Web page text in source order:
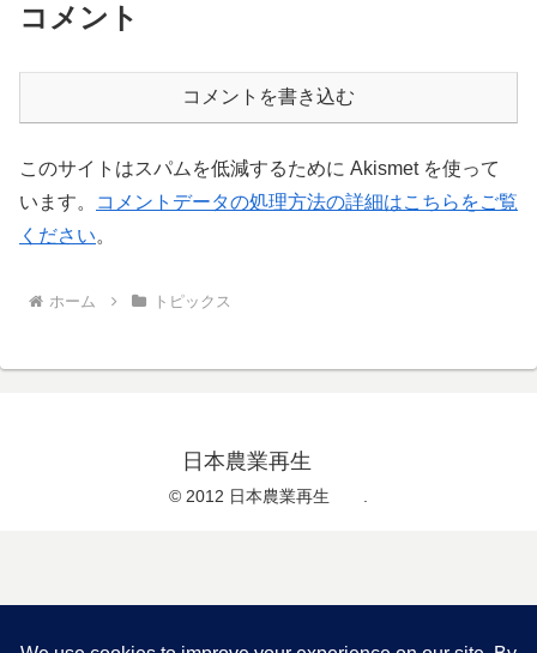
コメント
コメントを書き込む
このサイトはスパムを低減するために Akismet を使って
います。
コメントデータの処理方法の詳細はこちらをご覧
ください。
ホーム トピックス
日本農業再生
© 2012 日本農業再生 .